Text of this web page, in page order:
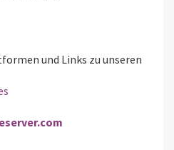
und Links zu unseren